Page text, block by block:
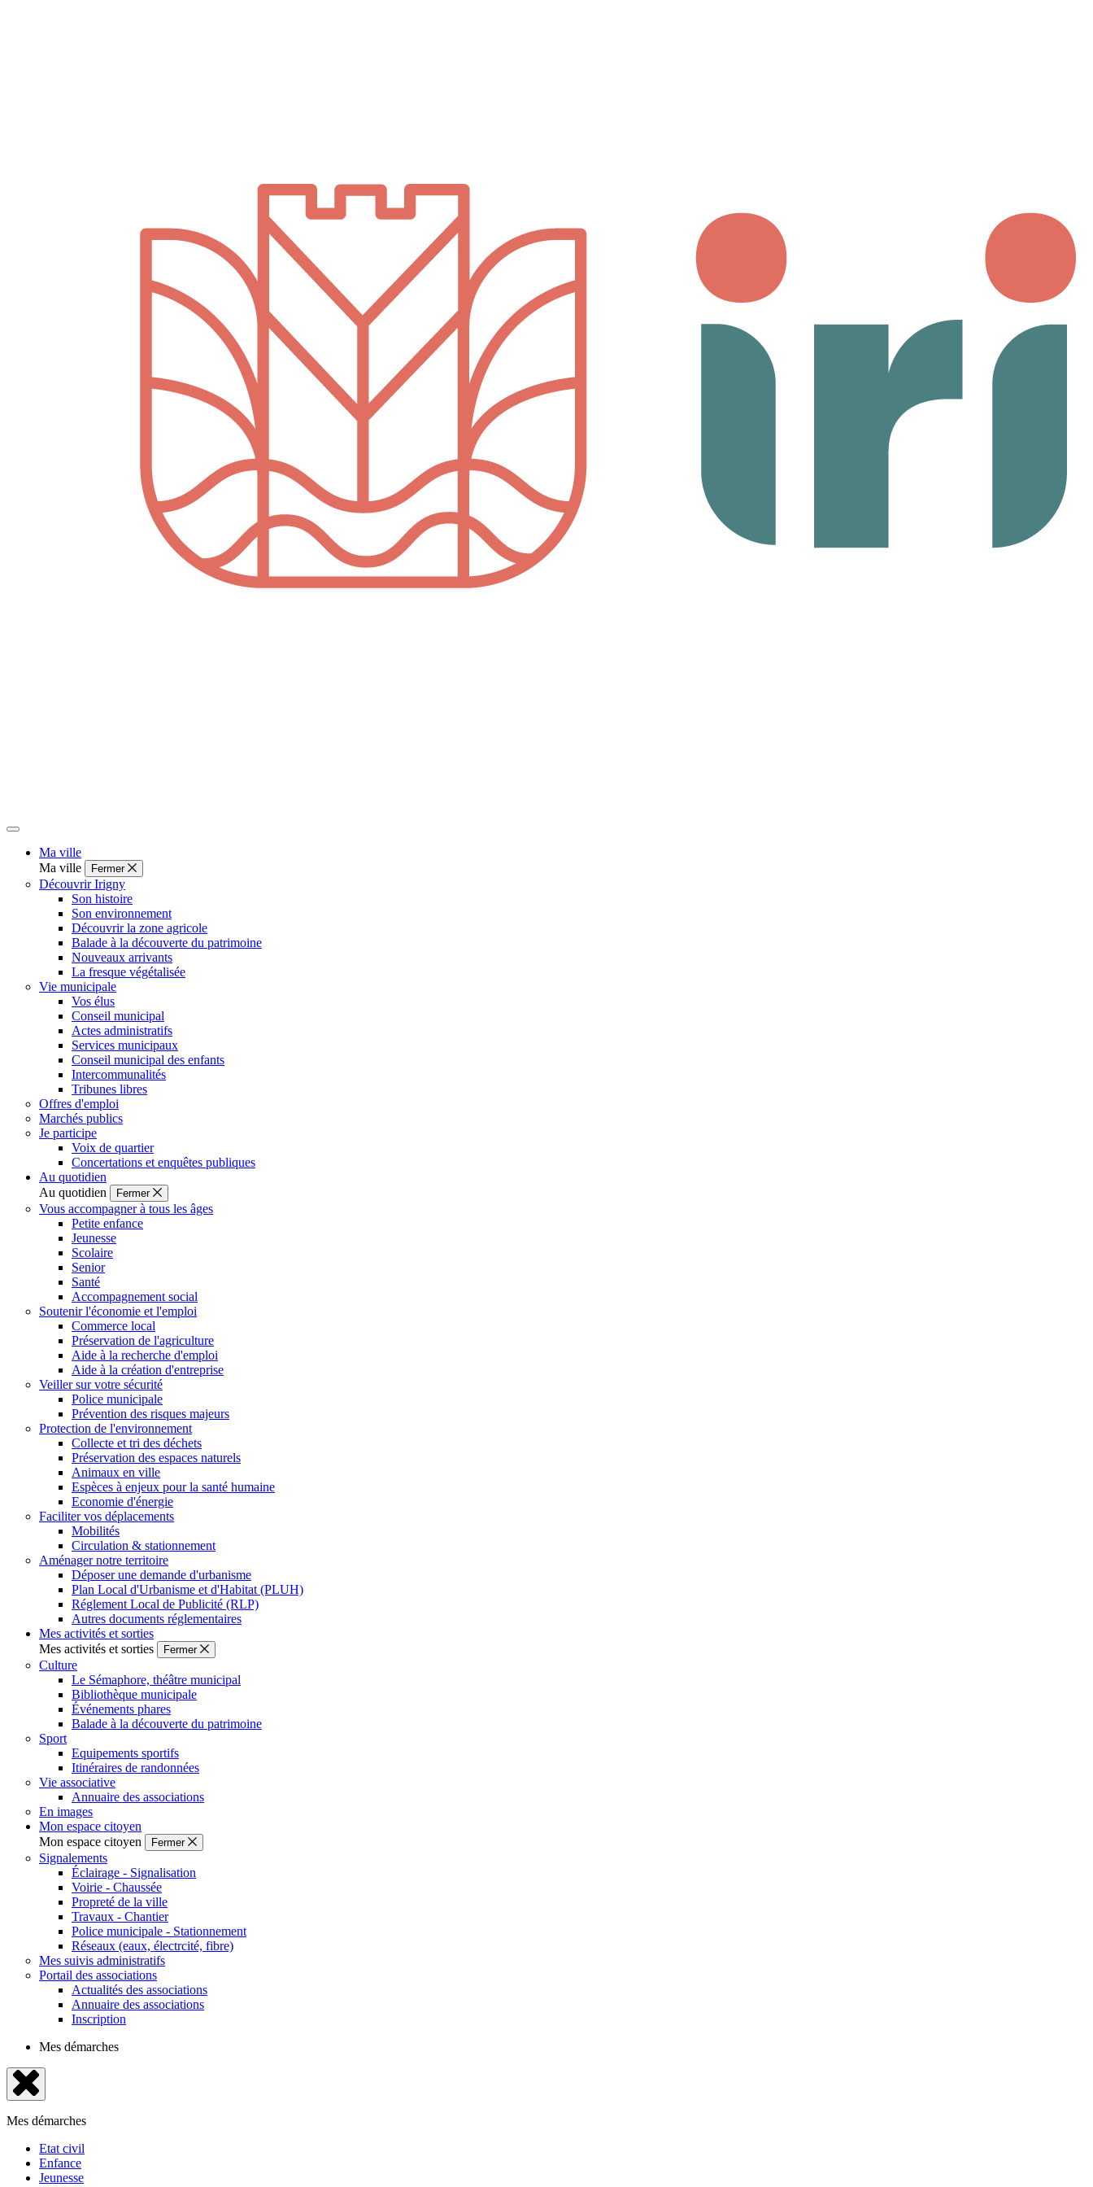
Ma ville
Ma ville
Fermer
Découvrir Irigny
Son histoire
Son environnement
Découvrir la zone agricole
Balade à la découverte du patrimoine
Nouveaux arrivants
La fresque végétalisée
Vie municipale
Vos élus
Conseil municipal
Actes administratifs
Services municipaux
Conseil municipal des enfants
Intercommunalités
Tribunes libres
Offres d'emploi
Marchés publics
Je participe
Voix de quartier
Concertations et enquêtes publiques
Au quotidien
Au quotidien
Fermer
Vous accompagner à tous les âges
Petite enfance
Jeunesse
Scolaire
Senior
Santé
Accompagnement social
Soutenir l'économie et l'emploi
Commerce local
Préservation de l'agriculture
Aide à la recherche d'emploi
Aide à la création d'entreprise
Veiller sur votre sécurité
Police municipale
Prévention des risques majeurs
Protection de l'environnement
Collecte et tri des déchets
Préservation des espaces naturels
Animaux en ville
Espèces à enjeux pour la santé humaine
Economie d'énergie
Faciliter vos déplacements
Mobilités
Circulation & stationnement
Aménager notre territoire
Déposer une demande d'urbanisme
Plan Local d'Urbanisme et d'Habitat (PLUH)
Réglement Local de Publicité (RLP)
Autres documents réglementaires
Mes activités et sorties
Mes activités et sorties
Fermer
Culture
Le Sémaphore, théâtre municipal
Bibliothèque municipale
Événements phares
Balade à la découverte du patrimoine
Sport
Equipements sportifs
Itinéraires de randonnées
Vie associative
Annuaire des associations
En images
Mon espace citoyen
Mon espace citoyen
Fermer
Signalements
Éclairage - Signalisation
Voirie - Chaussée
Propreté de la ville
Travaux - Chantier
Police municipale - Stationnement
Réseaux (eaux, électrcité, fibre)
Mes suivis administratifs
Portail des associations
Actualités des associations
Annuaire des associations
Inscription
Mes démarches
Fermer
le
menu
Mes démarches
Etat civil
Enfance
Jeunesse